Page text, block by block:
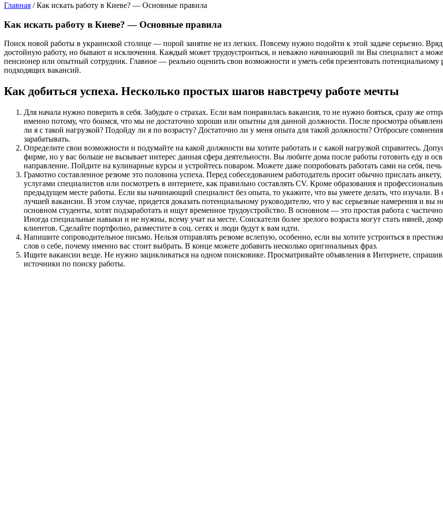
Главная / Как искать работу в Киеве? — Основные правила
Как искать работу в Киеве? — Основные правила
Поиск новой работы в украинской столице — порой занятие не из легких. Повсему нужно подойти к этой задаче серьезно.
достойную работу, но бывают и исключения. Каждый может трудоустроиться, и неважно начинающий ли Вы специалист а
пенсионер или опытный сотрудник. Главное — реально оценить свои возможности и уметь себя презентовать
подходящих вакансий.
Как добиться успеха. Несколько простых шагов навстречу работе мечты
Для начала нужно поверить в себя. Забудьте о страхах. Если вам понравилась вакансия, то не нужно бояться, сразу же
именно потому, что боимся, что мы не достаточно хороши или опытны для данной должности. После просмотра
ли я с такой нагрузкой? Подойду ли я по возрасту? Достаточно ли у меня опыта для такой должности? Отбросьте
зарабатывать.
Определите свои возможности и подумайте на какой должности вы хотите работать и с какой нагрузкой справитесь.
фирме, но у вас больше не вызывает интерес данная сфера деятельности. Вы любите дома после работы готовить еду и
направление. Пойдите на кулинарные курсы и устройтесь поваром. Можете даже попробовать работать сами на себя,
Грамотно составленное резюме это половина успеха. Перед собеседованием работодатель просит обычно прислать
услугами специалистов или посмотреть в интернете, как правильно составлять CV. Кроме образования и
предыдущем месте работы. Если вы начинающий специалист без опыта, то укажите, что вы умеете делать, что изучали.
лучшей вакансии. В этом случае, придется доказать потенциальному руководителю, что у вас серьезные намерения и
основном студенты, хотят подзаработать и ищут временное трудоустройство. В основном — это простая работа с
Иногда специальные навыки и не нужны, всему учат на месте. Соискатели более зрелого возраста могут стать няней,
клиентов. Сделайте портфолио, разместите в соц. сетях и люди будут к вам идти.
Напишите сопроводительное письмо. Нельзя отправлять резюме вслепую, особенно, если вы хотите устроиться в
слов о себе, почему именно вас стоит выбрать. В конце можете добавить несколько оригинальных фраз.
Ищите вакансии везде. Не нужно зацикливаться на одном поисковике. Просматривайте объявления в Интернете,
источники по поиску работы.